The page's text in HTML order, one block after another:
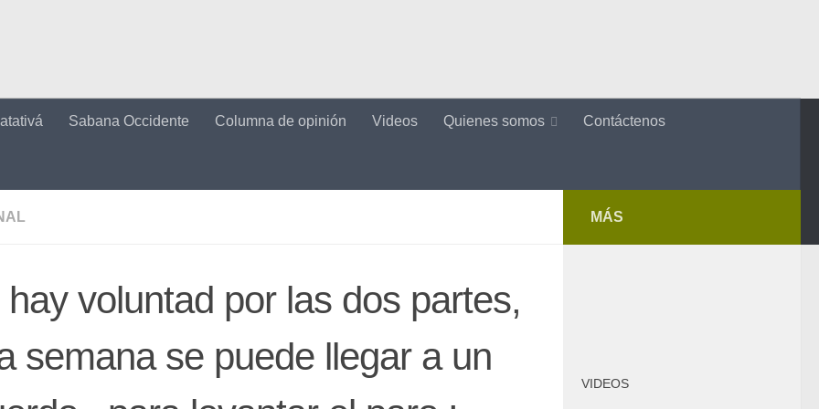
Sabana Occidente Columna de opinión Videos Quienes somos Contáctenos
voluntad por las dos partes,
semana se puede llegar a un
MÁS
VIDEOS